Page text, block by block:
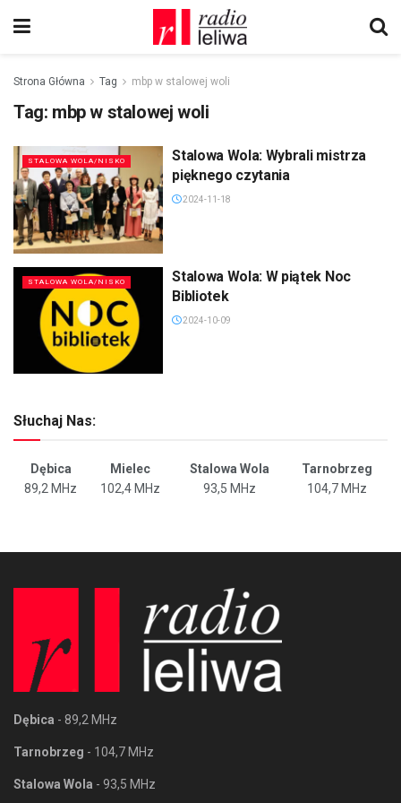
Strona Główna Tag mbp w stalowej woli
Tag: mbp w stalowej woli
STALOWA WOLA/NISKO
Stalowa Wola: Wybrali mistrza
pięknego czytania
2024-11-18
STALOWA WOLA/NISKO
Stalowa Wola: W piątek Noc
Bibliotek
2024-10-09
Słuchaj Nas:
Dębica Mielec Stalowa Wola
Tarnobrzeg
89,2 MHz
102,4 MHz 93,5 MHz 104,7 MHz
Dębica - 89,2 MHz
Tarnobrzeg - 104,7 MHz
Stalowa Wola - 93,5 MHz